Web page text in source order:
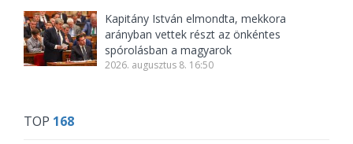
Kapitány István elmondta, mekkora
arányban vettek részt az önkéntes
spórolásban a magyarok
2026. augusztus 8. 16:50
TOP 168